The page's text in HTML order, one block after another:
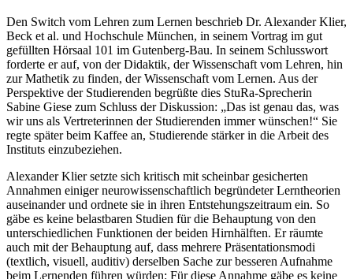
Den Switch vom Lehren zum Lernen beschrieb Dr. Alexander Klier,
Beck et al. und Hochschule München, in seinem Vortrag im gut
gefüllten Hörsaal 101 im Gutenberg-Bau. In seinem Schlusswort
forderte er auf, von der Didaktik, der Wissenschaft vom Lehren, hin
zur Mathetik zu finden, der Wissenschaft vom Lernen. Aus der
Perspektive der Studierenden begrüßte dies StuRa-Sprecherin
Sabine Giese zum Schluss der Diskussion: „Das ist genau das, was
wir uns als Vertreterinnen der Studierenden immer wünschen!“ Sie
regte später beim Kaffee an, Studierende stärker in die Arbeit des
Instituts einzubeziehen.
Alexander Klier setzte sich kritisch mit scheinbar gesicherten
Annahmen einiger neurowissenschaftlich begründeter Lerntheorien
auseinander und ordnete sie in ihren Entstehungszeitraum ein. So
gäbe es keine belastbaren Studien für die Behauptung von den
unterschiedlichen Funktionen der beiden Hirnhälften. Er räumte
auch mit der Behauptung auf, dass mehrere Präsentationsmodi
(textlich, visuell, auditiv) derselben Sache zur besseren Aufnahme
beim Lernenden führen würden: Für diese Annahme gäbe es keine